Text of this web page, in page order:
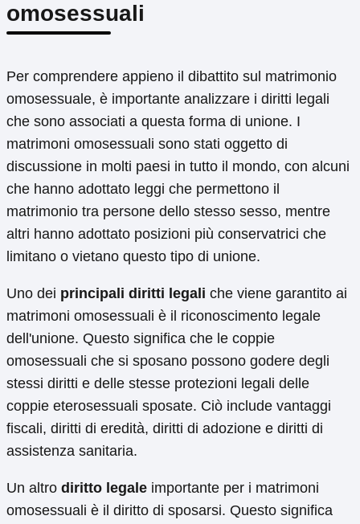
omosessuali
Per comprendere appieno il dibattito sul matrimonio
omosessuale, è importante analizzare i diritti legali
che sono associati a questa forma di unione. I
matrimoni omosessuali sono stati oggetto di
discussione in molti paesi in tutto il mondo, con alcuni
che hanno adottato leggi che permettono il
matrimonio tra persone dello stesso sesso, mentre
altri hanno adottato posizioni più conservatrici che
limitano o vietano questo tipo di unione.
Uno dei principali diritti legali che viene garantito ai
matrimoni omosessuali è il riconoscimento legale
dell'unione. Questo significa che le coppie
omosessuali che si sposano possono godere degli
stessi diritti e delle stesse protezioni legali delle
coppie eterosessuali sposate. Ciò include vantaggi
fiscali, diritti di eredità, diritti di adozione e diritti di
assistenza sanitaria.
Un altro diritto legale importante per i matrimoni
omosessuali è il diritto di sposarsi. Questo significa